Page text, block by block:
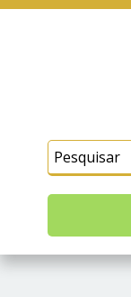
similares para
nosso site,
e serviços, ajudar
marketing e
Termos e